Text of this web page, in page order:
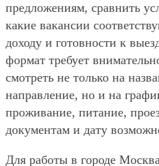
предложениям, сравнить
какие вакансии
доходу и готовности к
формат требует
смотреть не только на
направление, но и на
проживание, питание,
документам и дату
Для работы в городе